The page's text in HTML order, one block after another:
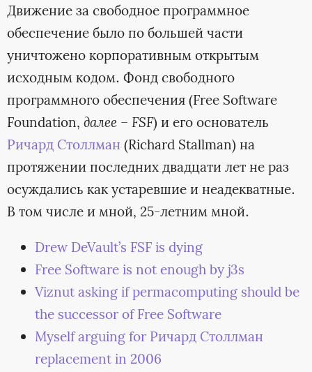
Движение за свободное программное
обеспечение было по большей части
уничтожено корпоративным открытым
исходным кодом. Фонд свободного
программного обеспечения (Free Software
Foundation, далее – FSF) и его основатель
Ричард Столлман (Richard Stallman) на
протяжении последних двадцати лет не раз
осуждались как устаревшие и неадекватные.
В том числе и мной, 25-летним мной.
Drew DeVault’s FSF is dying
Free Software is not enough by j3s
Viznut asking if permacomputing should be
the successor of Free Software
Myself arguing for Ричард Столлман
replacement in 2006